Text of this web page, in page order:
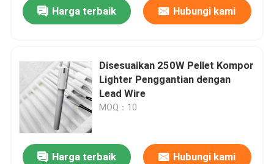
Harga terbaik Hubungi kami
Disesuaikan 250W Pellet Kompor
Lighter Penggantian dengan
Lead Wire
MOQ：10
Harga terbaik Hubungi kami